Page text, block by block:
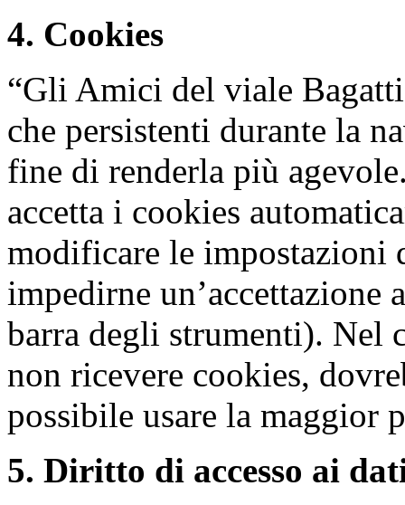
4. Cookies
“Gli Amici del viale
che persistenti durante la
fine di renderla più
accetta i cookies
modificare le impostazioni
impedirne un’accettazione
barra degli strumenti). Nel
non ricevere cookies,
possibile usare la maggior
5. Diritto di accesso ai